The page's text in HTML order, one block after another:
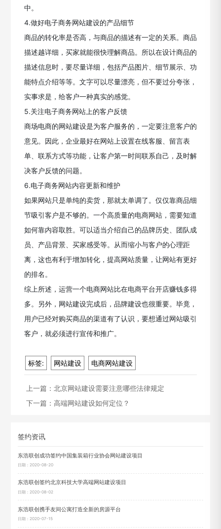
中。
4.做好电子商务网站建设的产品细节
商品的转化率是否高，与商品的描述有一定的关系。商品
描述越详细，买家就能很快理解商品。所以在设计商品的
描述信息时，要尽量详细，包括产品图片、细节展示、功
能特点介绍等等。文字可以尽量漂亮，但不要过分夸张，
实事求是，给客户一种真实的感觉。
5.关注电子商务网站上的客户反馈
商场电商的网站建设是为客户服务的，一定要注意客户的
意见。因此，企业最好在网站上设置在线客服、留言表
单、联系方式等功能，让客户第一时间联系自己，及时解
决客户反馈的问题。
6.电子商务网站内容更新和维护
如果网站只是单纯的卖货，那就太单调了。仅仅靠商品细
节吸引客户是不够的。一个高质量的电商网站，需要知道
如何靠内容取胜。可以适当介绍自己的品牌历史、团队成
员、产品背景、买家感受等。从而缩小与客户的心理距
离，这也有利于增加转化，提高网站质量，让网站有更好
的排名。
综上所述，运营一个电商网站比在电商平台开店赚钱多得
多。另外，网站建设完成后，品牌建设也很重要。毕竟，
用户已经对购买商品的渠道有了认识，要想通过网站吸引
客户，就必须进行宣传和推广。
标签: 网站建设 电商网站建设
上一篇： 北京网站建设需要注意哪些法律规定
下一篇： 高端网站建设如何定位？
签约资讯
东浩联创成功签约中国集装箱行业协会网站建设项目
日期：2020-08-20
东浩联创签约北京科技大学高端网站建设项目
日期：2020-08-02
东浩联创携手友间公寓打造全新的房源平台
日期：2020-07-15